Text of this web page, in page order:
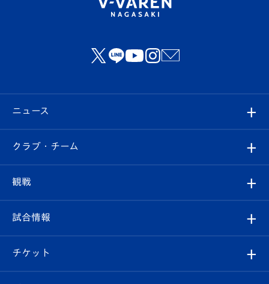
ニュース
すべて
クラブ
試合情報
クラブ・チーム
クラブ概要
エンブレム紹介
観戦
観戦ルール
はじめての観戦ガイド
試合情報
試合日程/結果
チケット